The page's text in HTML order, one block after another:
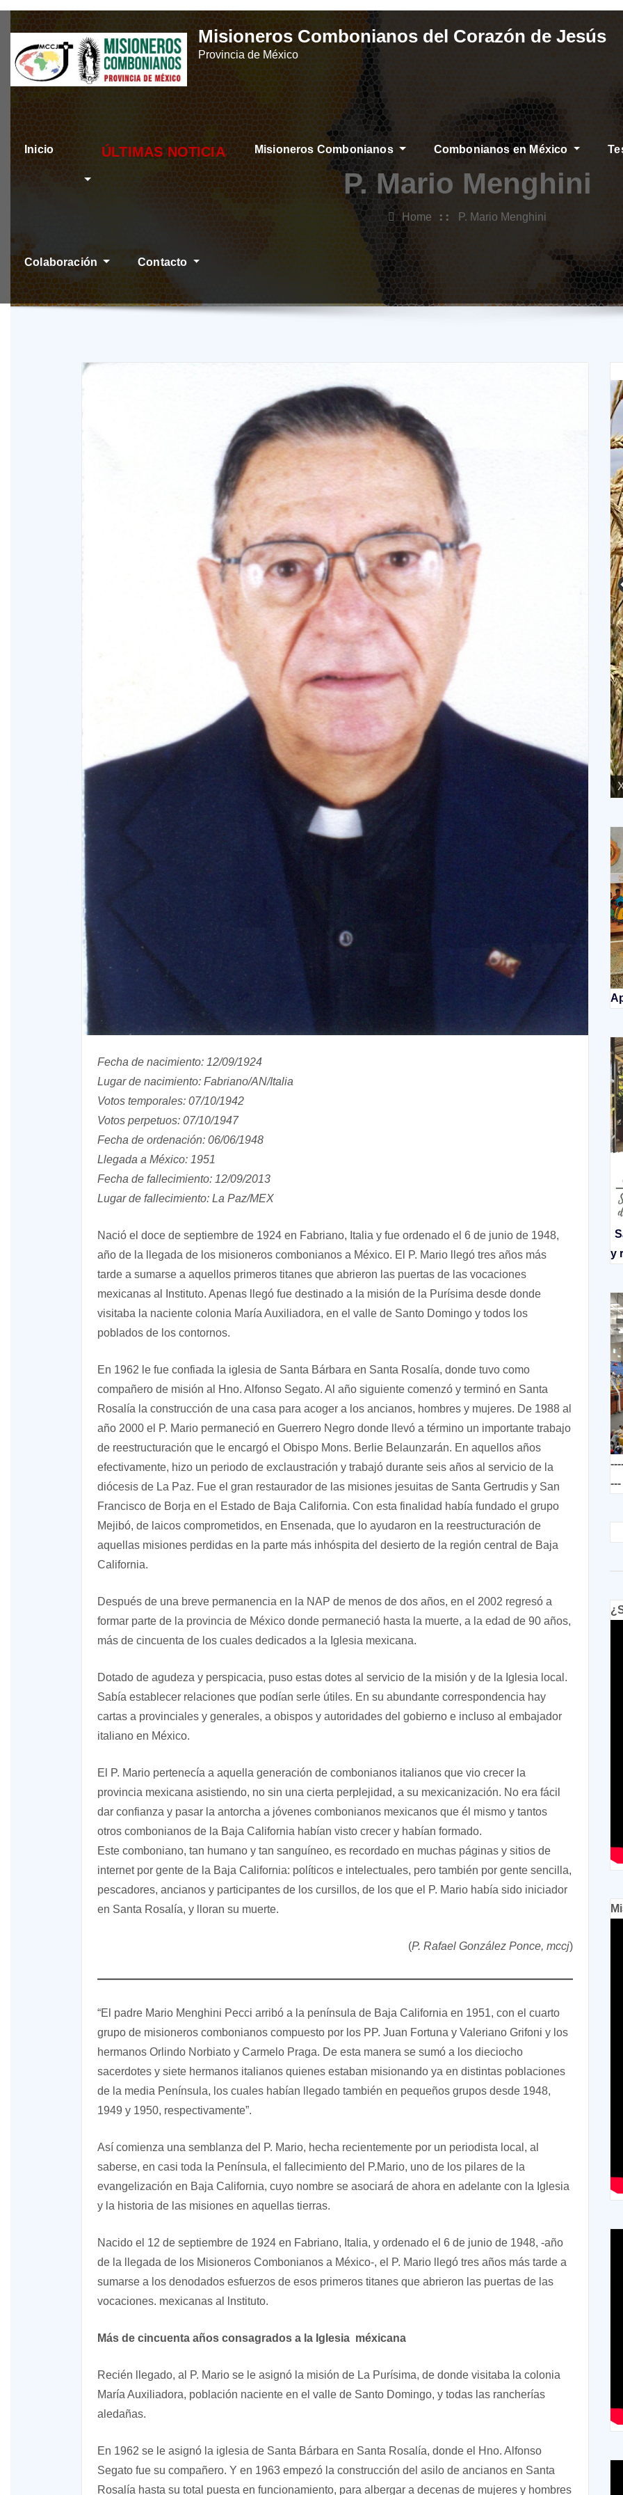
Skip
content
Misioneros Combonianos del Corazón de Jesús
Provincia de México
Inicio
ÚLTIMAS NOTICIAS Misioneros Combonianos Combonianos en México
Colaboración Contacto
P. Mario Menghini
Home P. Mario Menghini
Fecha de nacimiento: 12/09/1924
Lugar de nacimiento: Fabriano/AN/Italia
Votos temporales: 07/10/1942
Votos perpetuos: 07/10/1947
Fecha de ordenación: 06/06/1948
Llegada a México: 1951
Fecha de fallecimiento: 12/09/2013
Lugar de fallecimiento: La Paz/MEX
Nació el doce de septiembre de 1924 en Fabriano, Italia y fue ordenado el 6 de junio de 1948,
año de la llegada de los misioneros combonianos a México. El P. Mario llegó tres años más
tarde a sumarse a aquellos primeros titanes que abrieron las puertas de las vocaciones
mexicanas al Instituto. Apenas llegó fue destinado a la misión de la Purísima desde donde
visitaba la naciente colonia María Auxiliadora, en el valle de Santo Domingo y todos los
poblados de los contornos.
En 1962 le fue confiada la iglesia de Santa Bárbara en Santa Rosalía, donde tuvo como
compañero de misión al Hno. Alfonso Segato. Al año siguiente comenzó y terminó en Santa
Rosalía la construcción de una casa para acoger a los ancianos, hombres y mujeres. De 1988 al
año 2000 el P. Mario permaneció en Guerrero Negro donde llevó a término un importante trabajo
de reestructuración que le encargó el Obispo Mons. Berlie Belaunzarán. En aquellos años
efectivamente, hizo un periodo de exclaustración y trabajó durante seis años al servicio de la
diócesis de La Paz. Fue el gran restaurador de las misiones jesuitas de Santa Gertrudis y San
Francisco de Borja en el Estado de Baja California. Con esta finalidad había fundado el grupo
Mejibó, de laicos comprometidos, en Ensenada, que lo ayudaron en la reestructuración de
aquellas misiones perdidas en la parte más inhóspita del desierto de la región central de Baja
California.
Después de una breve permanencia en la NAP de menos de dos años, en el 2002 regresó a
formar parte de la provincia de México donde permaneció hasta la muerte, a la edad de 90 años,
más de cincuenta de los cuales dedicados a la Iglesia mexicana.
Dotado de agudeza y perspicacia, puso estas dotes al servicio de la misión y de la Iglesia local.
Sabía establecer relaciones que podían serle útiles. En su abundante correspondencia hay
cartas a provinciales y generales, a obispos y autoridades del gobierno e incluso al embajador
italiano en México.
El P. Mario pertenecía a aquella generación de combonianos italianos que vio crecer la
provincia mexicana asistiendo, no sin una cierta perplejidad, a su mexicanización. No era fácil
dar confianza y pasar la antorcha a jóvenes combonianos mexicanos que él mismo y tantos
otros combonianos de la Baja California habían visto crecer y habían formado.
Este comboniano, tan humano y tan sanguíneo, es recordado en muchas páginas y sitios de
internet por gente de la Baja California: políticos e intelectuales, pero también por gente sencilla,
pescadores, ancianos y participantes de los cursillos, de los que el P. Mario había sido iniciador
en Santa Rosalía, y lloran su muerte.
(P. Rafael González Ponce, mccj)
“El padre Mario Menghini Pecci arribó a la península de Baja California en 1951, con el cuarto
grupo de misioneros combonianos compuesto por los PP. Juan Fortuna y Valeriano Grifoni y los
hermanos Orlindo Norbiato y Carmelo Praga. De esta manera se sumó a los dieciocho
sacerdotes y siete hermanos italianos quienes estaban misionando ya en distintas poblaciones
de la media Península, los cuales habían llegado también en pequeños grupos desde 1948,
1949 y 1950, respectivamente”.
Así comienza una semblanza del P. Mario, hecha recientemente por un periodista local, al
saberse, en casi toda la Península, el fallecimiento del P.Mario, uno de los pilares de la
evangelización en Baja California, cuyo nombre se asociará de ahora en adelante con la Iglesia
y la historia de las misiones en aquellas tierras.
Nacido el 12 de septiembre de 1924 en Fabriano, Italia, y ordenado el 6 de junio de 1948, -año
de la llegada de los Misioneros Combonianos a México-, el P. Mario llegó tres años más tarde a
sumarse a los denodados esfuerzos de esos primeros titanes que abrieron las puertas de las
vocaciones. mexicanas al lnstituto.
Más de cincuenta años consagrados a la Iglesia méxicana
Recién llegado, al P. Mario se le asignó la misión de La Purísima, de donde visitaba la colonia
María Auxiliadora, población naciente en el valle de Santo Domingo, y todas las rancherías
aledañas.
En 1962 se le asignó la iglesia de Santa Bárbara en Santa Rosalía, donde el Hno. Alfonso
Segato fue su compañero. Y en 1963 empezó la construcción del asilo de ancianos en Santa
Rosalía hasta su total puesta en funcionamiento, para albergar a decenas de mujeres y hombres
XVII Domingo ordinario. Año A
y
---